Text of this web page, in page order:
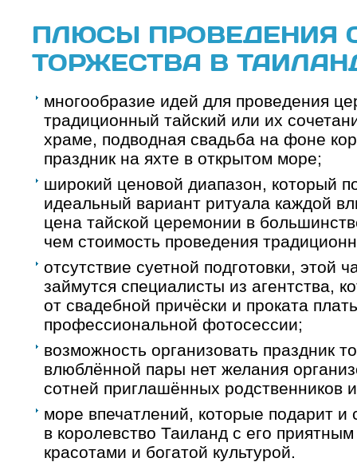
ПЛЮСЫ ПРОВЕДЕНИЯ
ТОРЖЕСТВА В
многообразие идей для проведения
традиционный тайский или их
храме, подводная свадьба на фоне
праздник на яхте в открытом море;
широкий ценовой диапазон, который
идеальный вариант ритуала каждой
цена тайской церемонии в
чем стоимость проведения
отсутствие суетной подготовки, этой
займутся специалисты из агентства,
от свадебной причёски и проката
профессиональной фотосессии;
возможность организовать праздник
влюблённой пары нет желания
сотней приглашённых родственников
море впечатлений, которые подарит
в королевство Таиланд с его
красотами и богатой культурой.